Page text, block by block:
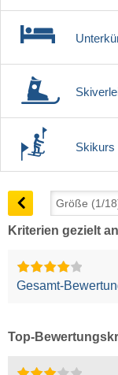
Skikurs
Kriterien gezielt
Gesamt-
Top-